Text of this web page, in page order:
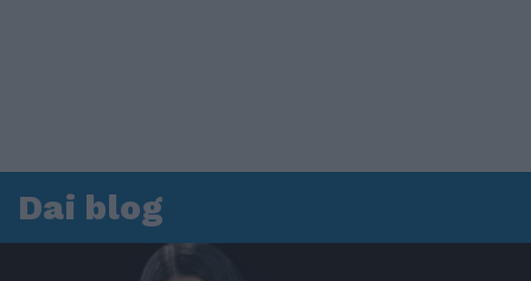
Dai blog